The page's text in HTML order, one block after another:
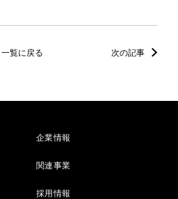
一覧に戻る 次の記事
企業情報
関連事業
採用情報